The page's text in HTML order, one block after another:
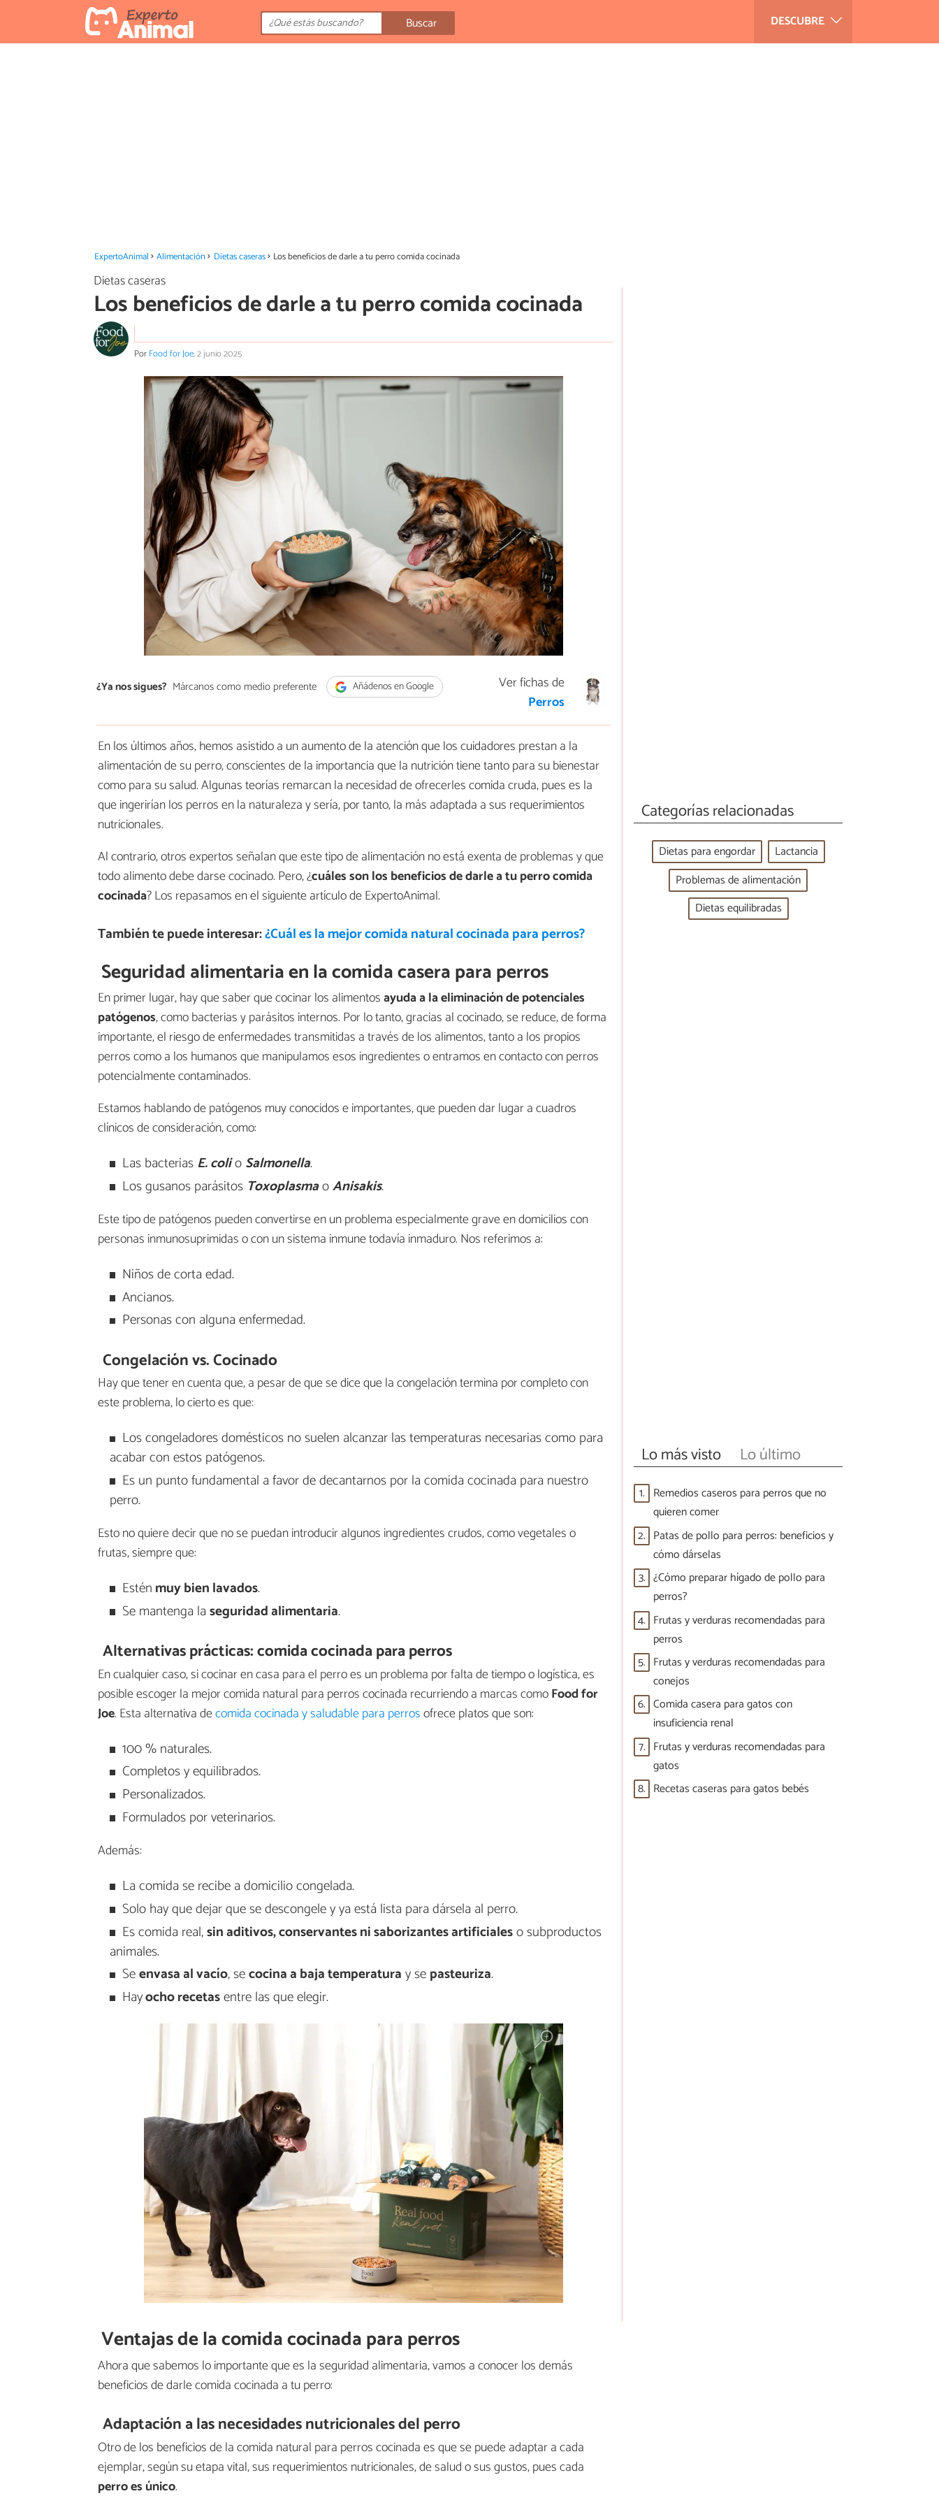
DESCUBRE
Buscar
ExpertoAnimal Alimentación Dietas caseras Los beneficios de darle a tu perro comida cocinada
Dietas caseras
Los beneficios de darle a tu perro comida cocinada
PorFood for Joe.2 junio 2025
¿Ya nos sigues? Márcanos como medio preferente Añádenos en Google
Ver fichas de
Perros
En los últimos años, hemos asistido a un aumento de la atención que los cuidadores prestan a la
alimentación de su perro, conscientes de la importancia que la nutrición tiene tanto para su bienestar
como para su salud. Algunas teorías remarcan la necesidad de ofrecerles comida cruda, pues es la
que ingerirían los perros en la naturaleza y sería, por tanto, la más adaptada a sus requerimientos
nutricionales.
Al contrario, otros expertos señalan que este tipo de alimentación no está exenta de problemas y que
todo alimento debe darse cocinado. Pero, ¿cuáles son los beneficios de darle a tu perro comida
cocinada? Los repasamos en el siguiente artículo de ExpertoAnimal.
También te puede interesar:¿Cuál es la mejor comida natural cocinada para perros?
Seguridad alimentaria en la comida casera para perros
En primer lugar, hay que saber que cocinar los alimentosayuda a la eliminación de potenciales
patógenos, como bacterias y parásitos internos. Por lo tanto, gracias al cocinado, se reduce, de forma
importante, el riesgo de enfermedades transmitidas a través de los alimentos, tanto a los propios
perros como a los humanos que manipulamos esos ingredientes o entramos en contacto con perros
potencialmente contaminados.
Estamos hablando de patógenos muy conocidos e importantes, que pueden dar lugar a cuadros
clínicos de consideración, como:
Las bacteriasE. colioSalmonella.
Los gusanos parásitos ToxoplasmaoAnisakis.
Este tipo de patógenos pueden convertirse en un problema especialmente grave en domicilios con
personas inmunosuprimidas o con un sistema inmune todavía inmaduro. Nos referimos a:
Niños de corta edad.
Ancianos.
Personas con alguna enfermedad.
Congelación vs. Cocinado
Hay que tener en cuenta que, a pesar de que se dice que la congelación termina por completo con
este problema, lo cierto es que:
Los congeladores domésticos no suelen alcanzar las temperaturas necesarias como para
acabar con estos patógenos.
Es un punto fundamental a favor de decantarnos por la comida cocinada para nuestro
perro.
Esto no quiere decir que no se puedan introducir algunos ingredientes crudos, como vegetales o
frutas, siempre que:
Esténmuy bien lavados.
Se mantenga laseguridad alimentaria.
Alternativas prácticas: comida cocinada para perros
En cualquier caso, si cocinar en casa para el perro es un problema por falta de tiempo o logística, es
posible escoger la mejor comida natural para perros cocinada recurriendo a marcas comoFood for
Joe. Esta alternativa decomida cocinada y saludable para perrosofrece platos que son:
100 % naturales.
Completos y equilibrados.
Personalizados.
Formulados por veterinarios.
Además:
La comida se recibe a domicilio congelada.
Solo hay que dejar que se descongele y ya está lista para dársela al perro.
Es comida real,sin aditivos, conservantes ni saborizantes artificialeso subproductos
animales.
Seenvasa al vacío, secocina a baja temperaturay sepasteuriza.
Hayocho recetasentre las que elegir.
Ventajas de la comida cocinada para perros
Ahora que sabemos lo importante que es la seguridad alimentaria, vamos a conocer los demás
beneficios de darle comida cocinada a tu perro:
Adaptación a las necesidades nutricionales del perro
Otro de los beneficios de la comida natural para perros cocinada es que se puede adaptar a cada
ejemplar, según su etapa vital, sus requerimientos nutricionales, de salud o sus gustos, pues cada
perro es único.
Categorías relacionadas
Dietas para engordar
Lactancia
Problemas de alimentación
Dietas equilibradas
Lo más visto Lo último
1. Remedios caseros para perros que no
quieren comer
2. Patas de pollo para perros: beneficios y
cómo dárselas
3. ¿Cómo preparar hígado de pollo para
perros?
4. Frutas y verduras recomendadas para
perros
5. Frutas y verduras recomendadas para
conejos
6. Comida casera para gatos con
insuficiencia renal
7. Frutas y verduras recomendadas para
gatos
8. Recetas caseras para gatos bebés